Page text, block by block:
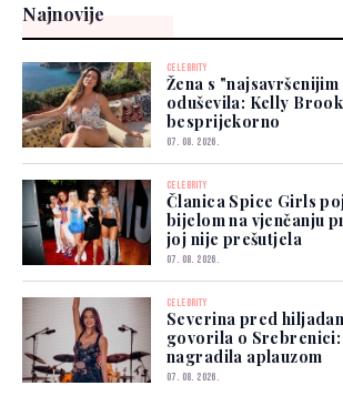
Najnovije
CELEBRITY
Žena s
oduševila: Kelly
besprijekorno
07. 08. 2026.
CELEBRITY
Članica Spice Girls
bijelom na vjenčanju
joj nije prešutjela
07. 08. 2026.
CELEBRITY
Severina pred
govorila o Srebrenici:
nagradila aplauzom
07. 08. 2026.